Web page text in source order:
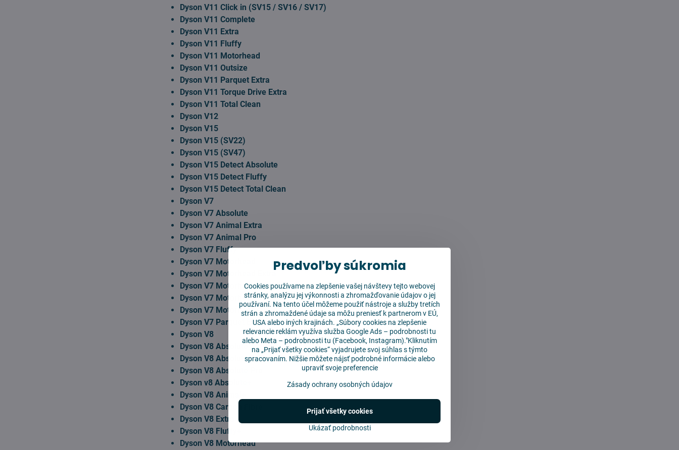
Dyson V11 Click in (SV15 / SV16 / SV17)
Dyson V11 Complete
Dyson V11 Extra
Dyson V11 Fluffy
Dyson V11 Motorhead
Dyson V11 Outsize
Dyson V11 Parquet Extra
Dyson V11 Torque Drive Extra
Dyson V11 Total Clean
Dyson V12
Dyson V15
Dyson V15 (SV22)
Dyson V15 (SV47)
Dyson V15 Detect Absolute
Dyson V15 Detect Fluffy
Dyson V15 Detect Total Clean
Dyson V7
Dyson V7 Absolute
Dyson V7 Animal Extra
Dyson V7 Animal Pro
Dyson V7 Fluffy
Dyson V7 Motorhead
Dyson V7 Motorhead Extra
Dyson V7 Motorhead Origin
Dyson V7 Motorhead Pro
Dyson V7 Motorhead+
Dyson V7 Parquet Extra
Dyson V8
Dyson V8 Absolute
Dyson V8 Absolute Extra
Dyson V8 Absolute Pro
Dyson v8 Absolute+
Dyson V8 Animal+
Dyson V8 Carbon Fibre
Dyson V8 Extra
Dyson V8 Fluffy+
Dyson V8 Motorhead
Predvoľby súkromia
Cookies používame na zlepšenie vašej návštevy tejto webovej
stránky, analýzu jej výkonnosti a zhromažďovanie údajov o jej
používaní. Na tento účel môžeme použiť nástroje a služby tretích
strán a zhromaždené údaje sa môžu preniesť k partnerom v EÚ,
USA alebo iných krajinách. „Súbory cookies na zlepšenie
relevancie reklám využíva služba Google Ads – podrobnosti tu
alebo Meta – podrobnosti tu (Facebook, Instagram)."Kliknutím
na „Prijať všetky cookies“ vyjadrujete svoj súhlas s týmto
spracovaním. Nižšie môžete nájsť podrobné informácie alebo
upraviť svoje preferencie
Zásady ochrany osobných údajov
Ukázať podrobnosti
Prijať všetky cookies